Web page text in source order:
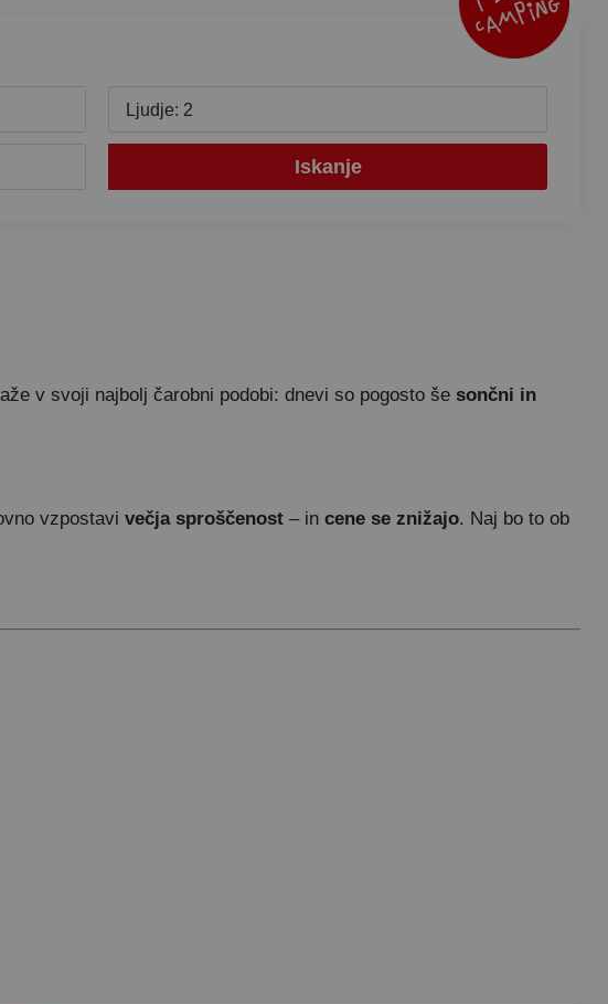
Ljudje: 2
Iskanje
v svoji najbolj čarobni podobi: dnevi so pogosto še sončni in
vzpostavi večja sproščenost – in cene se znižajo. Naj bo to ob